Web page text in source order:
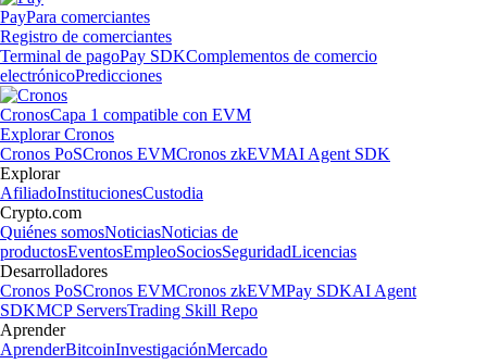
PayPara comerciantes
Registro de comerciantes
Terminal de pagoPay SDKComplementos de comercio
electrónicoPredicciones
CronosCapa 1 compatible con EVM
Explorar Cronos
Cronos PoSCronos EVMCronos zkEVMAI Agent SDK
Explorar
AfiliadoInstitucionesCustodia
Crypto.com
Quiénes somosNoticiasNoticias de
productosEventosEmpleoSociosSeguridadLicencias
Desarrolladores
Cronos PoSCronos EVMCronos zkEVMPay SDKAI Agent
SDKMCP ServersTrading Skill Repo
Aprender
AprenderBitcoinInvestigaciónMercado